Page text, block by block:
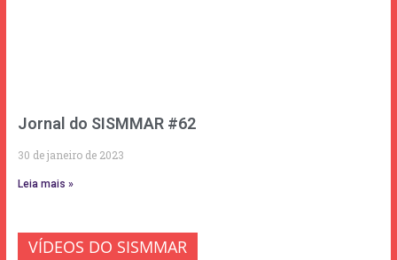
Jornal do SISMMAR #62
30 de janeiro de 2023
Leia mais »
VÍDEOS DO SISMMAR